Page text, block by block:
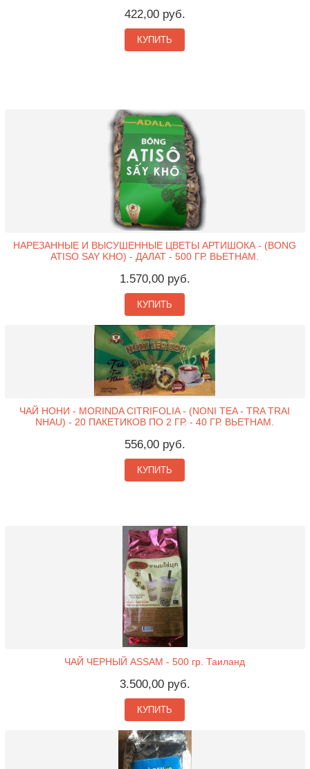
422,00 руб.
КУПИТЬ
НАРЕЗАННЫЕ И ВЫСУШЕННЫЕ ЦВЕТЫ АРТИШОКА - (BONG
ATISO SAY KHO) - ДАЛАТ - 500 ГР. ВЬЕТНАМ.
1.570,00 руб.
КУПИТЬ
ЧАЙ НОНИ - MORINDA CITRIFOLIA - (NONI TEA - TRA TRAI
NHAU) - 20 ПАКЕТИКОВ ПО 2 ГР. - 40 ГР. ВЬЕТНАМ.
556,00 руб.
КУПИТЬ
ЧАЙ ЧЕРНЫЙ ASSAM - 500 гр. Таиланд
3.500,00 руб.
КУПИТЬ